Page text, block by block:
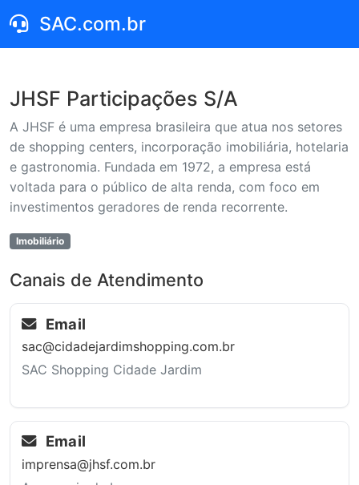
SAC.com.br
JHSF Participações S/A
A JHSF é uma empresa brasileira que atua nos setores
de shopping centers, incorporação imobiliária, hotelaria
e gastronomia. Fundada em 1972, a empresa está
voltada para o público de alta renda, com foco em
investimentos geradores de renda recorrente.
Imobiliário
Canais de Atendimento
Email
sac@cidadejardimshopping.com.br
SAC Shopping Cidade Jardim
Email
imprensa@jhsf.com.br